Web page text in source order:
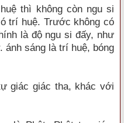
thì không còn ngu si
trí huệ. Trước không có
là độ ngu si đấy, như
ánh sáng là trí huệ, bóng
giác giác tha, khác với